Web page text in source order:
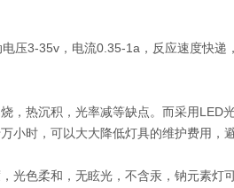
压3-35v，电流0.35-1a，反应速度快
，热沉积，光率减等缺点。而采用LED
小时，可以大大降低灯具的维护费用，
光色柔和，无眩光，不含汞，钠元素灯